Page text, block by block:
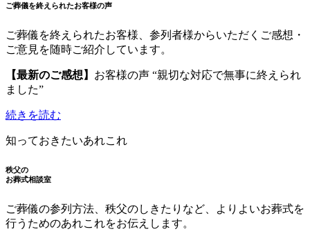
ご葬儀を終えられたお客様の声
ご葬儀を終えられたお客様、参列者様からいただくご感想・
ご意見を随時ご紹介しています。
【最新のご感想】 お客様の声 “親切な対応で無事に終えられ
ました”
続きを読む
知っておきたいあれこれ
秩父の
お葬式相談室
ご葬儀の参列方法、秩父のしきたりなど、よりよいお葬式を
行うためのあれこれをお伝えします。